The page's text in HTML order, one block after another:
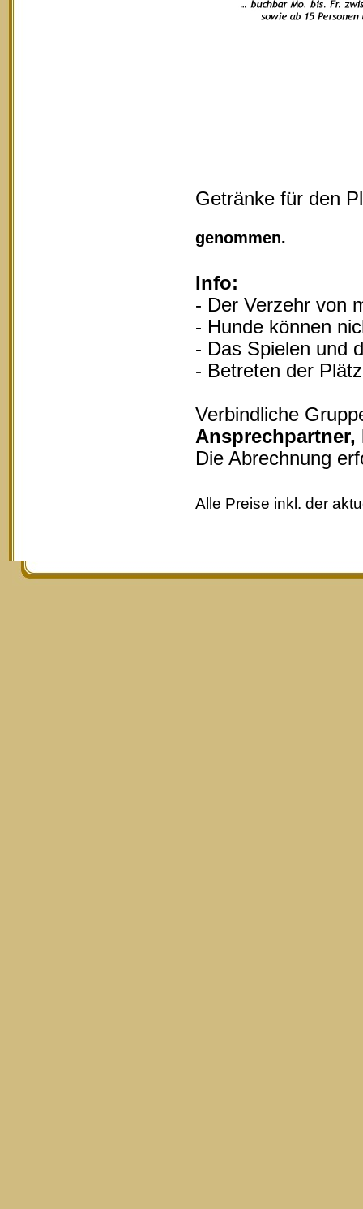
Getränke für den
genommen.
Info:
- Der Verzehr von
- Hunde können
- Das Spielen und
- Betreten der
Verbindliche
Die Abrechnung
Alle Preise inkl. der